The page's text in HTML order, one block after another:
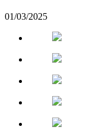
01/03/2025